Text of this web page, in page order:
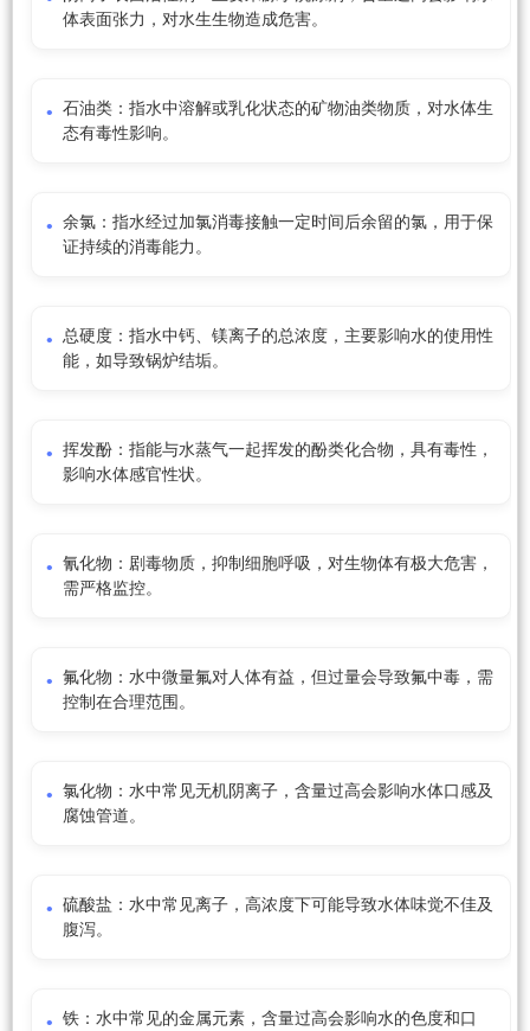
体表面张力，对水生生物造成危害。
石油类：指水中溶解或乳化状态的矿物油类物质，对水体生
态有毒性影响。
余氯：指水经过加氯消毒接触一定时间后余留的氯，用于保
证持续的消毒能力。
总硬度：指水中钙、镁离子的总浓度，主要影响水的使用性
能，如导致锅炉结垢。
挥发酚：指能与水蒸气一起挥发的酚类化合物，具有毒性，
影响水体感官性状。
氰化物：剧毒物质，抑制细胞呼吸，对生物体有极大危害，
需严格监控。
氟化物：水中微量氟对人体有益，但过量会导致氟中毒，需
控制在合理范围。
氯化物：水中常见无机阴离子，含量过高会影响水体口感及
腐蚀管道。
硫酸盐：水中常见离子，高浓度下可能导致水体味觉不佳及
腹泻。
铁：水中常见的金属元素，含量过高会影响水的色度和口